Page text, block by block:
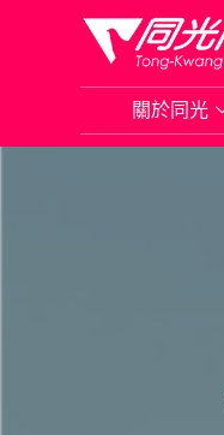
content
關於同光